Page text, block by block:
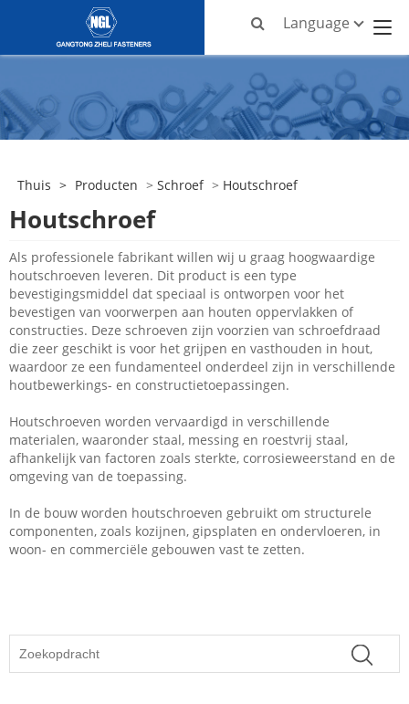
Language
Thuis > Producten > Schroef > Houtschroef
Houtschroef
Als professionele fabrikant willen wij u graag hoogwaardige
houtschroeven leveren. Dit product is een type
bevestigingsmiddel dat speciaal is ontworpen voor het
bevestigen van voorwerpen aan houten oppervlakken of
constructies. Deze schroeven zijn voorzien van schroefdraad
die zeer geschikt is voor het grijpen en vasthouden in hout,
waardoor ze een fundamenteel onderdeel zijn in verschillende
houtbewerkings- en constructietoepassingen.
Houtschroeven worden vervaardigd in verschillende
materialen, waaronder staal, messing en roestvrij staal,
afhankelijk van factoren zoals sterkte, corrosieweerstand en de
omgeving van de toepassing.
In de bouw worden houtschroeven gebruikt om structurele
componenten, zoals kozijnen, gipsplaten en ondervloeren, in
woon- en commerciële gebouwen vast te zetten.